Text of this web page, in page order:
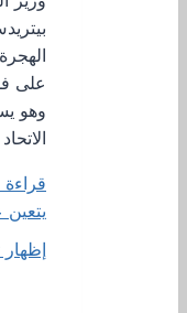
على
وهو
قراءة
يتعين